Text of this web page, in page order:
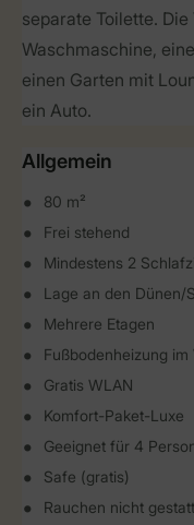
separate Toilette.
Waschmaschine,
einen Garten mit
ein Auto.
Allgemein
80 m²
Frei stehend
Mindestens 2
Lage an den Dünen/
Mehrere Etagen
Fußbodenheizung im
Gratis WLAN
Komfort-Paket-Luxe
Geeignet für 4
Safe (gratis)
Rauchen nicht